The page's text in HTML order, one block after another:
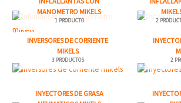
MANOMETRO MIKELS
1 PRODUCTO 2
INVERSORES DE CORRIENTE
MIKELS
3 PRODUCTOS 2
INYECTORES DE GRASA